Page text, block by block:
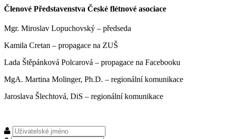
Členové Představenstva České flétnové asociace
Mgr. Miroslav Lopuchovský – předseda
Kamila Cretan – propagace na ZUŠ
Lada Štěpánková Polcarová – propagace na Facebooku
MgA. Martina Molinger, Ph.D. – regionální komunikace
Jaroslava Šlechtová, DiS – regionální komunikace